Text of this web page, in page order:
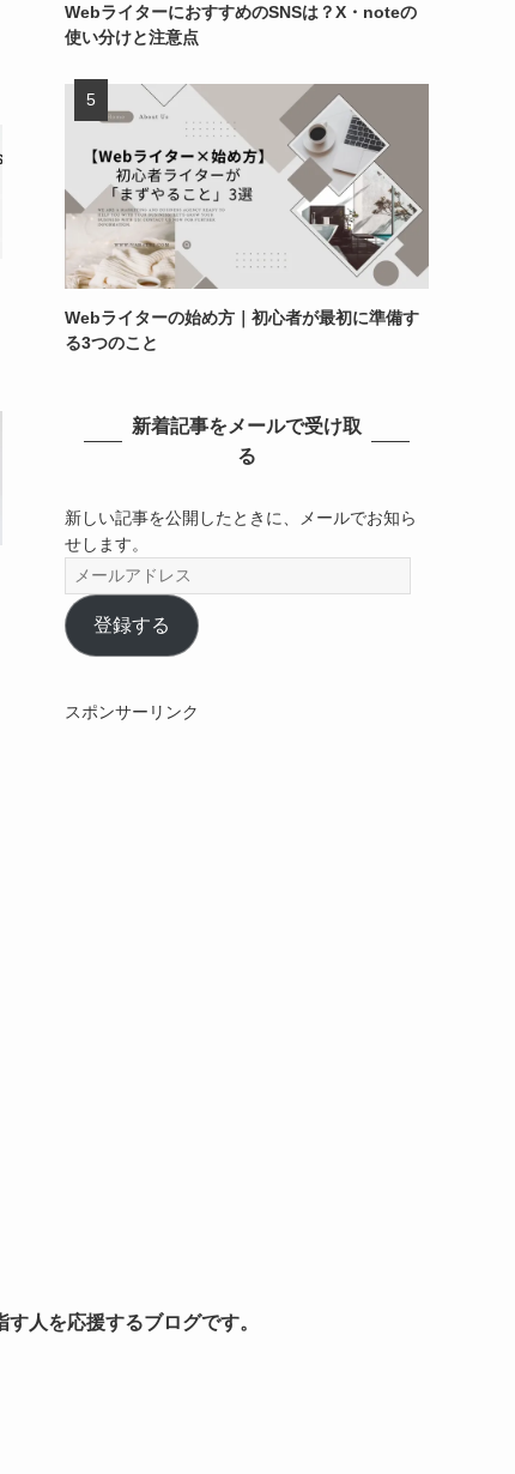
WebライターにおすすめのSNSは？X・noteの
使い分けと注意点
Webライターの始め方｜初心者が最初に準備す
る3つのこと
新着記事をメールで受け取
る
新しい記事を公開したときに、メールでお知ら
せします。
ー
ル
ア
登録する
スポンサーリンク
人を応援するブログです。